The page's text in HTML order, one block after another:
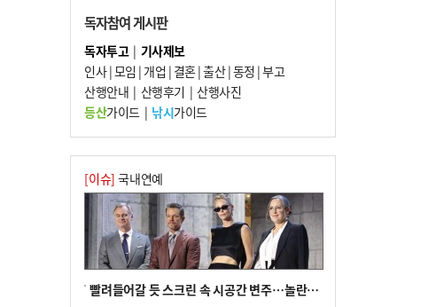
7
법원, 단차 논란 북항 복합환승센터 공사중
지 관련 현장검증
8
통영시민 추석 전 35만 원 받는다
9
부산 철강공장 50대 노동자 추락사
10 국힘 부산시당, ‘정이한 조력’ 시의원 윤리
위에…‘한동훈 지지’도 신고접수
독자참여 게시판
독자투고| 기사제보
인사|모임 | 개업 | 결혼|출산|동정 |부고
산행안내 | 산행후기 | 산행사진
등산가이드| 낚시가이드
[이슈] 국내연예
빨려들어갈 듯 스크린 속 시공간 변주…놀란의 메시지는 ‘전쟁 속죄’